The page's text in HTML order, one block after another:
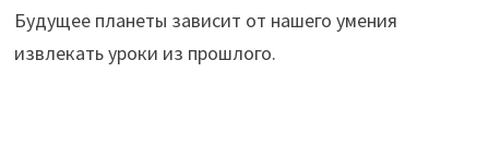
Будущее планеты зависит от нашего умения
извлекать уроки из прошлого.